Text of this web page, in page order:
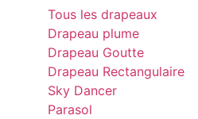
Tous les drapeaux
Drapeau plume
Drapeau Goutte
Drapeau Rectangulaire
Sky Dancer
Parasol